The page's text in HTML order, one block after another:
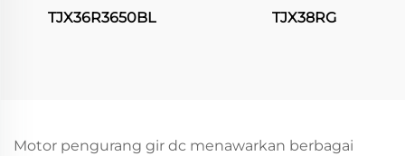
TJX36R3650BL TJX38RG
Motor pengurang gir dc menawarkan berbagai